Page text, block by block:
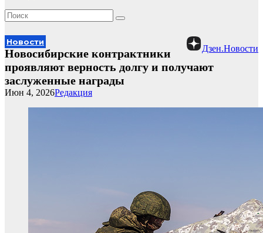
Дзен.Новости
Новости
Новосибирские контрактники
проявляют верность долгу и получают
заслуженные награды
Редакция
Июн 4, 2026